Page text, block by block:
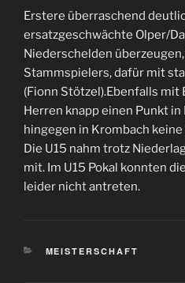
Erstere überraschend
ersatzgeschwächte Olper/
Niederschelden
Stammspielers, dafür mit
(Fionn Stötzel).Ebenfalls mit
Herren knapp einen Punkt
hingegen in Krombach keine
Die U15 nahm trotz
mit. Im U15 Pokal konnten
leider nicht antreten.
KATEGORIEN
MEISTERSCHAFT